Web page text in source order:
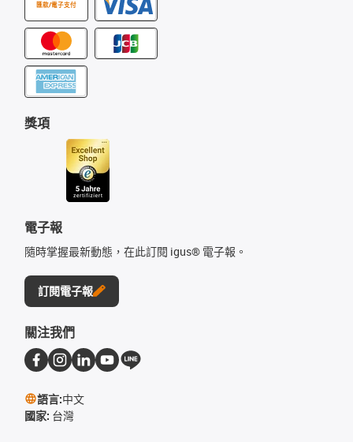
匯款/電子支付
獎項
電子報
隨時掌握最新動態，在此訂閱 igus® 電子報。
訂閱電子報
關注我們
語言:中文
國家: 台灣